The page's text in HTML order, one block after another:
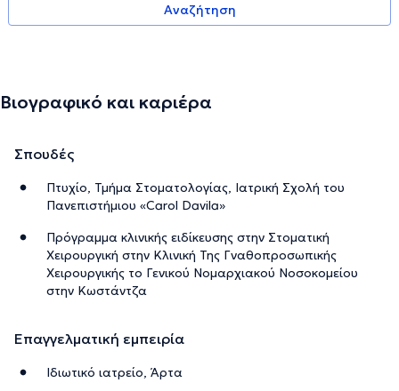
Αναζήτηση
Βιογραφικό και καριέρα
Σπουδές
Πτυχίο, Τμήμα Στοματολογίας, Ιατρική Σχολή του
Πανεπιστήμιου «Carol Davila»
Πρόγραμμα κλινικής ειδίκευσης στην Στοματική
Χειρουργική στην Κλινική Της Γναθοπροσωπικής
Χειρουργικής το Γενικού Νομαρχιακού Νοσοκομείου
στην Κωστάντζα
Επαγγελματική εμπειρία
Ιδιωτικό ιατρείο, Άρτα